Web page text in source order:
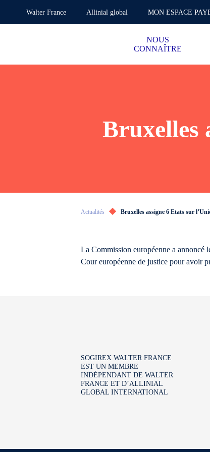
Walter France Allinial global MON ESPACE
NOUS
CONNAÎTRE
Bruxelles
Actualités Bruxelles assigne 6 Etats sur
La Commission européenne a annoncé
Cour européenne de justice pour avoir
SOGIREX WALTER FRANCE
EST UN MEMBRE
INDÉPENDANT DE WALTER
FRANCE ET D’ALLINIAL
GLOBAL INTERNATIONAL